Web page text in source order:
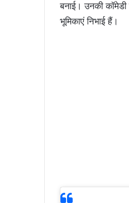
बनाई। उनकी कॉमेडी
भूमिकाएं निभाई हैं।